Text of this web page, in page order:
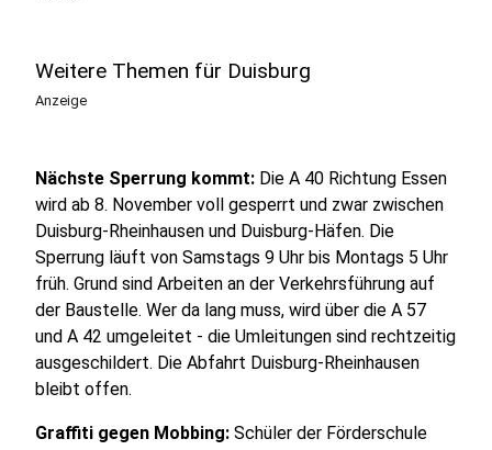
Weitere Themen für Duisburg
Anzeige
Nächste Sperrung kommt: Die A 40 Richtung Essen
wird ab 8. November voll gesperrt und zwar zwischen
Duisburg-Rheinhausen und Duisburg-Häfen. Die
Sperrung läuft von Samstags 9 Uhr bis Montags 5 Uhr
früh. Grund sind Arbeiten an der Verkehrsführung auf
der Baustelle. Wer da lang muss, wird über die A 57
und A 42 umgeleitet - die Umleitungen sind rechtzeitig
ausgeschildert. Die Abfahrt Duisburg-Rheinhausen
bleibt offen.
Graffiti gegen Mobbing: Schüler der Förderschule